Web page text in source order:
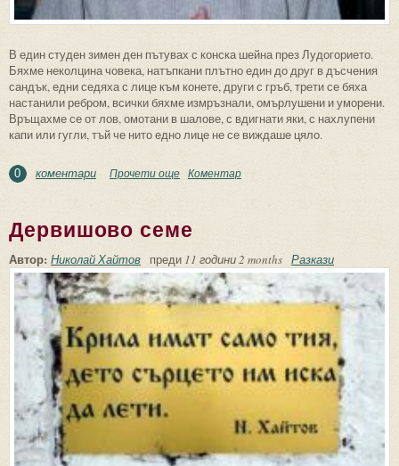
В един студен зимен ден пътувах с конска шейна през Лудогорието.
Бяхме неколцина човека, натъпкани плътно един до друг в дъсчения
сандък, едни седяха с лице към конете, други с гръб, трети се бяха
настанили ребром, всички бяхме измръзнали, омърлушени и уморени.
Връщахме се от лов, омотани в шалове, с вдигнати яки, с нахлупени
капи или гугли, тъй че нито едно лице не се виждаше цяло.
0 коментари Прочети още about Нежната спирала
Коментар
Дервишово семе
Автор: Николай Хайтов преди 11 години 2 months Разкази